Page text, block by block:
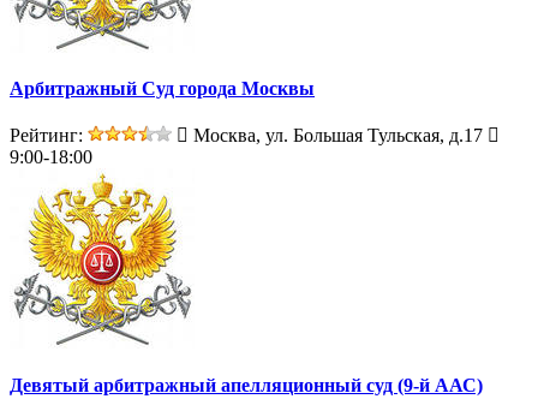
Арбитражный Суд города Москвы
Рейтинг:
Москва, ул. Большая Тульская, д.17
9:00-18:00
Девятый арбитражный апелляционный суд (9-й ААС)